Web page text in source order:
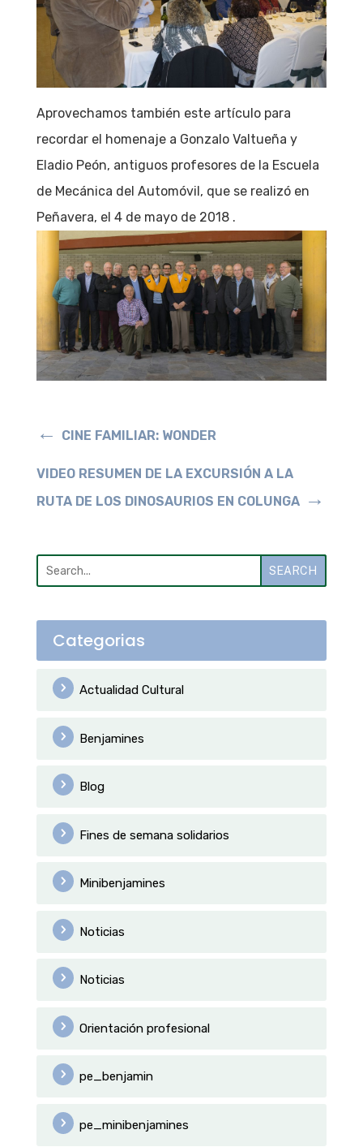
Aprovechamos también este artículo para
recordar el homenaje a Gonzalo Valtueña y
Eladio Peón, antiguos profesores de la Escuela
de Mecánica del Automóvil, que se realizó en
Peñavera, el 4 de mayo de 2018 .
← CINE FAMILIAR: WONDER
VIDEO RESUMEN DE LA EXCURSIÓN A LA
RUTA DE LOS DINOSAURIOS EN COLUNGA→
SEARCH
Categorias
Actualidad Cultural
Benjamines
Blog
Fines de semana solidarios
Minibenjamines
Noticias
Noticias
Orientación profesional
pe_benjamin
pe_minibenjamines